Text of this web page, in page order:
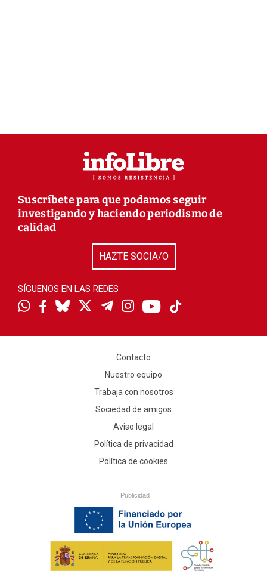
Suscríbete para que podamos seguir
investigando y haciendo periodismo de
calidad
HAZTE SOCIA/O
SÍGUENOS EN LAS REDES
Contacto
Nuestro equipo
Trabaja con nosotros
Sociedad de amigos
Aviso legal
Política de privacidad
Política de cookies
Publicidad